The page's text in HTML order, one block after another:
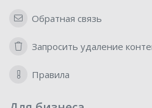
Обратная связь
Запросить удаление
Правила